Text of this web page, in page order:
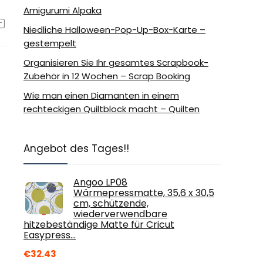
Amigurumi Alpaka
Niedliche Halloween-Pop-Up-Box-Karte –
gestempelt
Organisieren Sie Ihr gesamtes Scrapbook-
Zubehör in 12 Wochen – Scrap Booking
Wie man einen Diamanten in einem
rechteckigen Quiltblock macht – Quilten
Angebot des Tages!!
Angoo LP08
Wärmepressmatte, 35,6 x 30,5
cm, schützende,
wiederverwendbare
hitzebeständige Matte für Cricut
Easypress…
€32.43